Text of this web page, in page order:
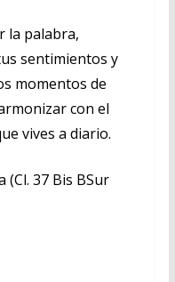
la palabra,
sentimientos y
momentos de
con el
vives a diario.
(Cl. 37 Bis BSur